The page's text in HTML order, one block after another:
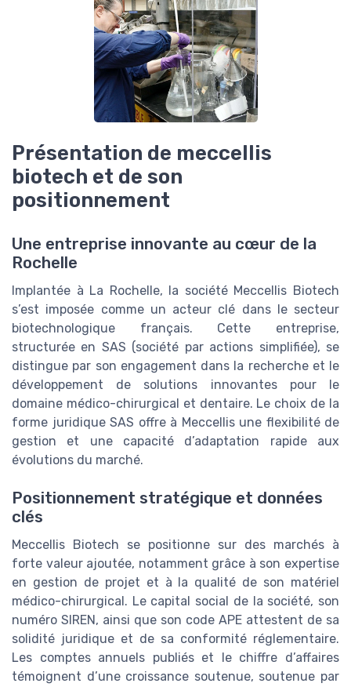
Présentation de meccellis
biotech et de son
positionnement
Une entreprise innovante au cœur de la
Rochelle
Implantée à La Rochelle, la société Meccellis Biotech
s’est imposée comme un acteur clé dans le secteur
biotechnologique français. Cette entreprise,
structurée en SAS (société par actions simplifiée), se
distingue par son engagement dans la recherche et le
développement de solutions innovantes pour le
domaine médico-chirurgical et dentaire. Le choix de la
forme juridique SAS offre à Meccellis une flexibilité de
gestion et une capacité d’adaptation rapide aux
évolutions du marché.
Positionnement stratégique et données
clés
Meccellis Biotech se positionne sur des marchés à
forte valeur ajoutée, notamment grâce à son expertise
en gestion de projet et à la qualité de son matériel
médico-chirurgical. Le capital social de la société, son
numéro SIREN, ainsi que son code APE attestent de sa
solidité juridique et de sa conformité réglementaire.
Les comptes annuels publiés et le chiffre d’affaires
témoignent d’une croissance soutenue, soutenue par